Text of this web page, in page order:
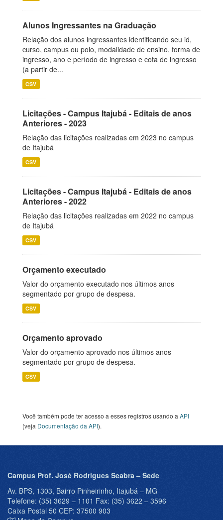
Alunos Ingressantes na Graduação
Relação dos alunos ingressantes identificando seu id,
curso, campus ou polo, modalidade de ensino, forma de
ingresso, ano e período de ingresso e cota de ingresso
(a partir de...
CSV
Licitações - Campus Itajubá - Editais de anos
Anteriores - 2023
Relação das licitações realizadas em 2023 no campus
de Itajubá
CSV
Licitações - Campus Itajubá - Editais de anos
Anteriores - 2022
Relação das licitações realizadas em 2022 no campus
de Itajubá
CSV
Orçamento executado
Valor do orçamento executado nos últimos anos
segmentado por grupo de despesa.
CSV
Orçamento aprovado
Valor do orçamento aprovado nos últimos anos
segmentado por grupo de despesa.
CSV
Você também pode ter acesso a esses registros usando a API
(veja Documentação da API).
Campus Prof. José Rodrigues Seabra – Sede
Av. BPS, 1303, Bairro Pinheirinho, Itajubá – MG
Telefone: (35) 3629 – 1101 Fax: (35) 3622 – 3596
Caixa Postal 50 CEP: 37500 903